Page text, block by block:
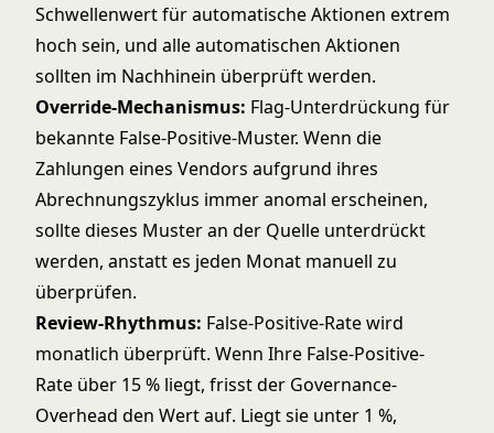
Schwellenwert für automatische Aktionen extrem
hoch sein, und alle automatischen Aktionen
sollten im Nachhinein überprüft werden.
Override-Mechanismus: Flag-Unterdrückung für
bekannte False-Positive-Muster. Wenn die
Zahlungen eines Vendors aufgrund ihres
Abrechnungszyklus immer anomal erscheinen,
sollte dieses Muster an der Quelle unterdrückt
werden, anstatt es jeden Monat manuell zu
überprüfen.
Review-Rhythmus: False-Positive-Rate wird
monatlich überprüft. Wenn Ihre False-Positive-
Rate über 15 % liegt, frisst der Governance-
Overhead den Wert auf. Liegt sie unter 1 %,